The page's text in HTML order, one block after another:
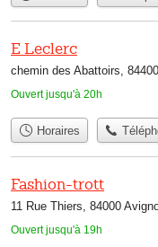
E Leclerc
chemin des Abattoirs,
Ouvert jusqu'à 20h
Horaires
Fashion-trott
11 Rue Thiers, 84000
Ouvert jusqu'à 19h